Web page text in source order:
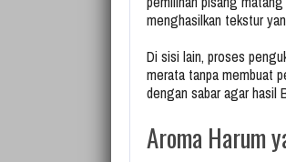
menghasilkan tekstur
Di sisi lain, proses
merata tanpa membuat
dengan sabar agar hasil
Aroma Harum